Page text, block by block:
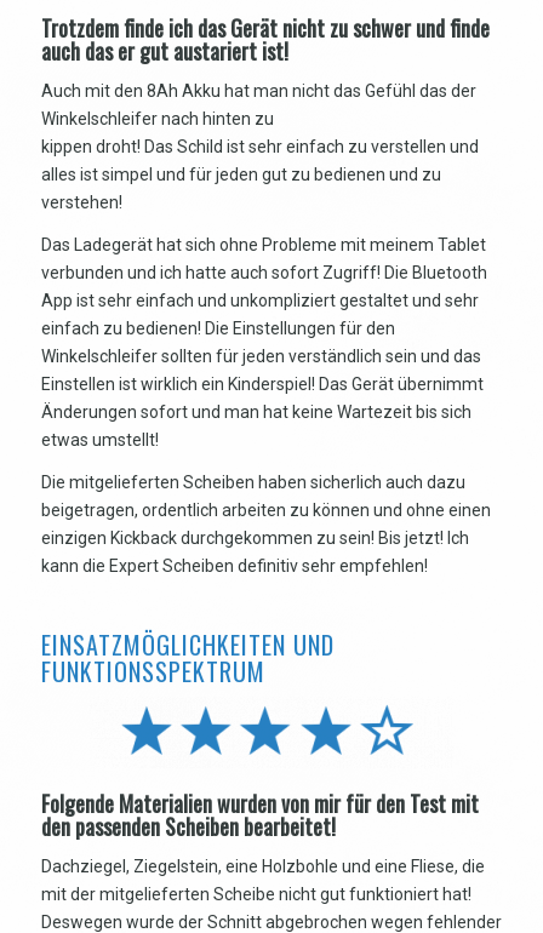
Trotzdem finde ich das Gerät nicht zu schwer und finde
auch das er gut austariert ist!
Auch mit den 8Ah Akku hat man nicht das Gefühl das der
Winkelschleifer nach hinten zu
kippen droht! Das Schild ist sehr einfach zu verstellen und
alles ist simpel und für jeden gut zu bedienen und zu
verstehen!
Das Ladegerät hat sich ohne Probleme mit meinem Tablet
verbunden und ich hatte auch sofort Zugriff! Die Bluetooth
App ist sehr einfach und unkompliziert gestaltet und sehr
einfach zu bedienen! Die Einstellungen für den
Winkelschleifer sollten für jeden verständlich sein und das
Einstellen ist wirklich ein Kinderspiel! Das Gerät übernimmt
Änderungen sofort und man hat keine Wartezeit bis sich
etwas umstellt!
Die mitgelieferten Scheiben haben sicherlich auch dazu
beigetragen, ordentlich arbeiten zu können und ohne einen
einzigen Kickback durchgekommen zu sein! Bis jetzt! Ich
kann die Expert Scheiben definitiv sehr empfehlen!
EINSATZMÖGLICHKEITEN UND
FUNKTIONSSPEKTRUM
Folgende Materialien wurden von mir für den Test mit
den passenden Scheiben bearbeitet!
Dachziegel, Ziegelstein, eine Holzbohle und eine Fliese, die
mit der mitgelieferten Scheibe nicht gut funktioniert hat!
Deswegen wurde der Schnitt abgebrochen wegen fehlender